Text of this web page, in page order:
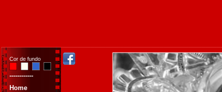
Cor de fundo
------------
Home